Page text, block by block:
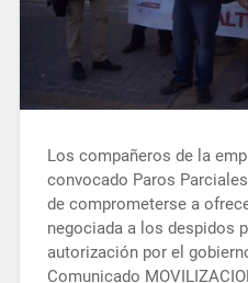
Los compañeros de la
convocado Paros
de comprometerse a
negociada a los despidos
autorización por el
Comunicado